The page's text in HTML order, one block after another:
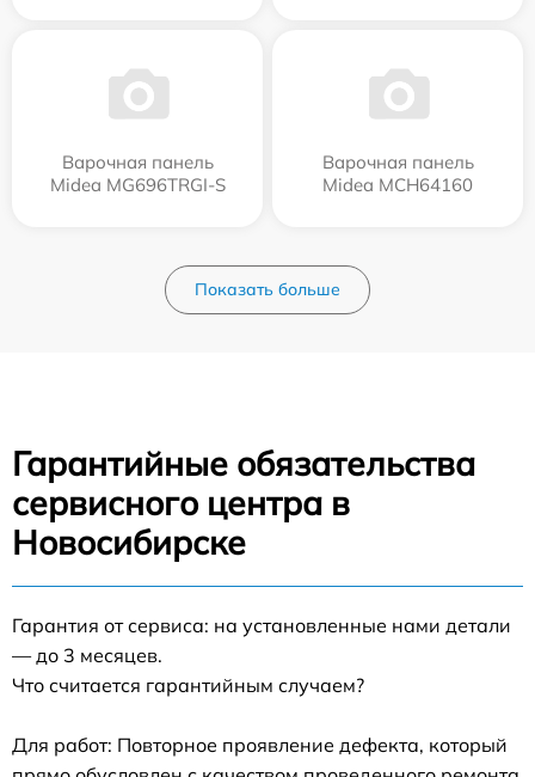
Варочная панель
Midea MG696TRGI-S
Варочная панель
Midea MCH64160
Показать больше
Гарантийные обязательства
сервисного центра в
Новосибирске
Гарантия от сервиса: на установленные нами детали
— до 3 месяцев.
Что считается гарантийным случаем?
Для работ: Повторное проявление дефекта, который